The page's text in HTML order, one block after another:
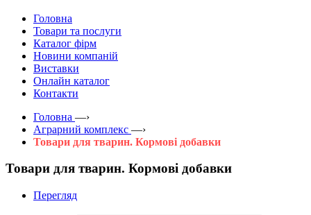
Головна
Товари та послуги
Каталог фірм
Новини компаній
Виставки
Онлайн каталог
Контакти
Головна —›
Аграрний комплекс —›
Товари для тварин. Кормові добавки
Товари для тварин. Кормові добавки
Перегляд